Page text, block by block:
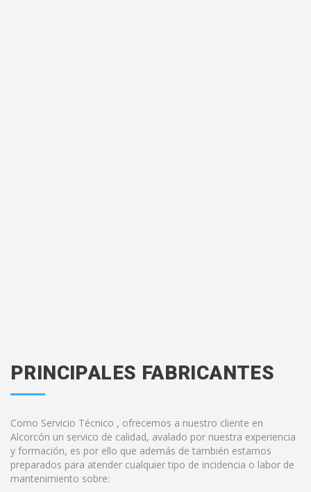
PRINCIPALES FABRICANTES
Como Servicio Técnico , ofrecemos a nuestro cliente en
Alcorcón un servico de calidad, avalado por nuestra experiencia
y formación, es por ello que además de también estamos
preparados para atender cualquier tipo de incidencia o labor de
mantenimiento sobre: